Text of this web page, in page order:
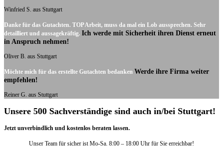
Winfried S. aus Stuttgart
Danke für das Gutachten. TOP Arbeit, muss da mal ein Lob aussprechen. Sehr
detailliert und aussagekräftig. Ich werde mit Sicherheit ihren Dienst erneut
in Anspruch nehmen!
Oliver B. aus Stuttgart
Möchte mich für das erstellte Gutachten bedanken Werde ihre Firma weiter
empfehlen!
Reiner G. aus Stuttgart
Unsere 500 Sachverständige sind auch in/bei Stuttgart!
Jetzt unverbindlich und kostenlos beraten lassen.
Unser Team für sicher ist Mo-Sa. 8:00 – 18:00 Uhr für Sie erreichbar!